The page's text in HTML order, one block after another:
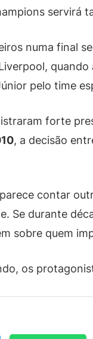
servirá
numa final
pelo time
forte
, a decisão
contar
Se durante
sobre quem
os